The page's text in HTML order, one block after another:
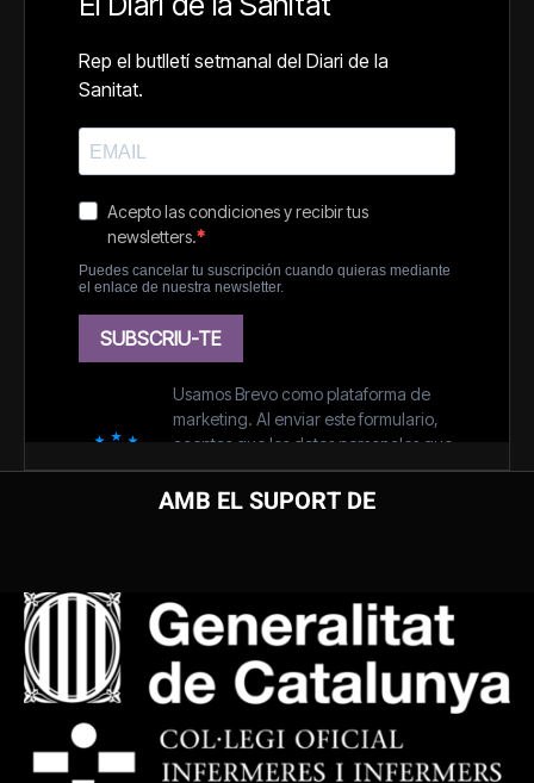
AMB EL SUPORT DE